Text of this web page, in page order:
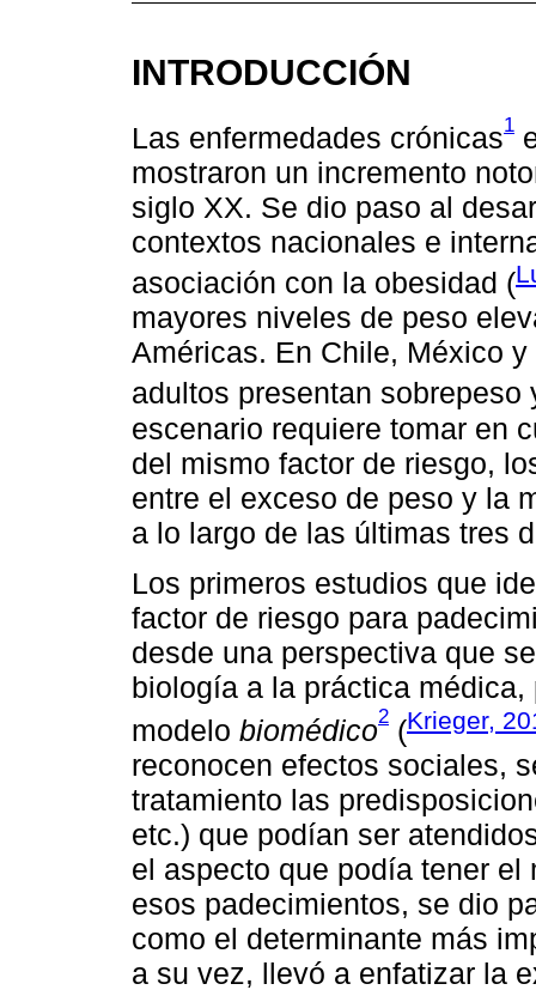
INTRODUCCIÓN
Las enfermedades crónicas1
mostraron un incremento
siglo XX. Se dio paso al
contextos nacionales e
asociación con la obesidad (
mayores niveles de peso
Américas. En Chile, México
adultos presentan sobrepeso
escenario requiere tomar en
del mismo factor de riesgo,
entre el exceso de peso y la
a lo largo de las últimas tres
Los primeros estudios que
factor de riesgo para
desde una perspectiva que
biología a la práctica
modelo biomédico2 (Krieger,
reconocen efectos sociales,
tratamiento las
etc.) que podían ser
el aspecto que podía tener
esos padecimientos, se dio
como el determinante más
a su vez, llevó a enfatizar la